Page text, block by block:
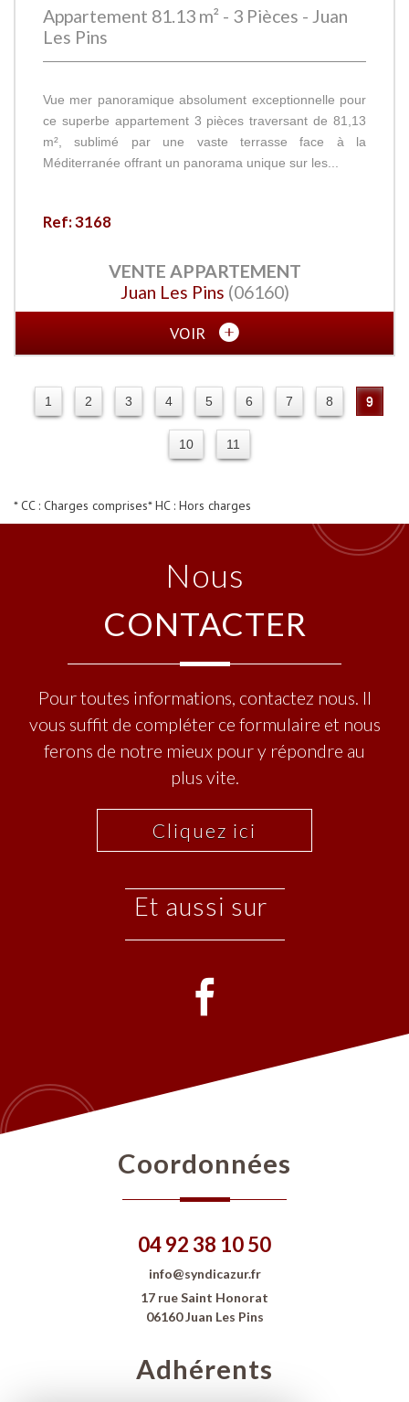
Appartement 81.13 m² - 3 Pièces - Juan
Les Pins
Vue mer panoramique absolument exceptionnelle pour
ce superbe appartement 3 pièces traversant de 81,13
m², sublimé par une vaste terrasse face à la
Méditerranée offrant un panorama unique sur les...
Ref: 3168
VENTE APPARTEMENT
Juan Les Pins (06160)
VOIR
1 2 3 4 5 6 7 8 9
10 11
* CC : Charges comprises* HC : Hors charges
Nous
CONTACTER
Pour toutes informations, contactez nous. Il
vous suffit de compléter ce formulaire et nous
ferons de notre mieux pour y répondre au
plus vite.
Cliquez ici
et aussi sur
Coordonnées
04 92 38 10 50
info@syndicazur.fr
17 rue Saint Honorat
06160 Juan Les Pins
Adhérents